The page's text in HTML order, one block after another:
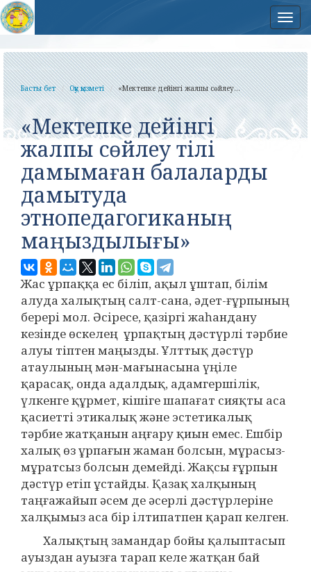
Басты бет Оқу қызметі «Мектепке дейінгі жалпы сөйлеу...
«Мектепке дейінгі
жалпы сөйлеу тілі
дамымаған балаларды
дамытуда
этнопедагогиканың
маңыздылығы»
Жас ұрпаққа ес біліп, ақыл ұштап, білім
алуда халықтың салт-сана, әдет-ғұрпының
берері мол. Әсіресе, қазіргі жаһандану
кезінде өскелең ұрпақтың дәстүрлі тәрбие
алуы тіптен маңызды. Ұлттық дәстүр
атаулының мән-мағынасына үңіле
қарасақ, онда адалдық, адамгершілік,
үлкенге құрмет, кішіге шапағат сияқты аса
қасиетті этикалық және эстетикалық
тәрбие жатқанын аңғару қиын емес. Ешбір
халық өз ұрпағын жаман болсын, мұрасыз-
мұратсыз болсын демейді. Жақсы ғұрпын
дәстүр етіп ұстайды. Қазақ халқының
таңғажайып әсем де әсерлі дәстүрлеріне
халқымыз аса бір ілтипатпен қарап келген.
Халықтың замандар бойы қалыптасып
ауыздан ауызға тарап келе жатқан бай